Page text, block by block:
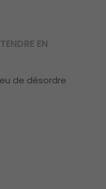
EN
de désordre